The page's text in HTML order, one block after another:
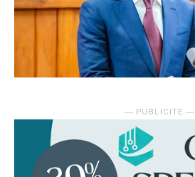
― PUBLICITE ―